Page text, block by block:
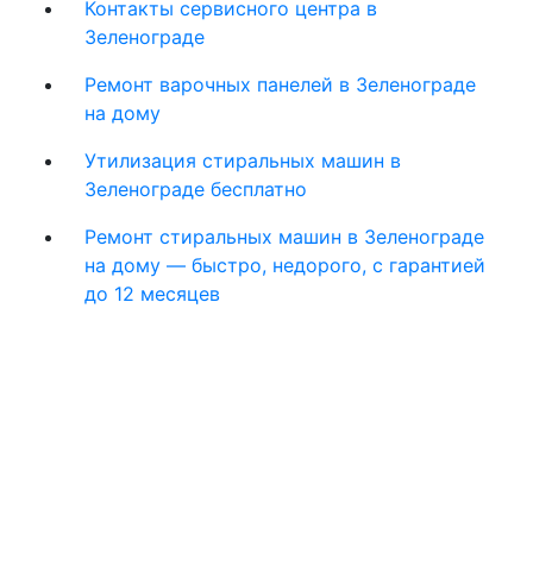
Контакты сервисного центра в
Зеленограде
Ремонт варочных панелей в Зеленограде
на дому
Утилизация стиральных машин в
Зеленограде бесплатно
Ремонт стиральных машин в Зеленограде
на дому — быстро, недорого, с гарантией
до 12 месяцев